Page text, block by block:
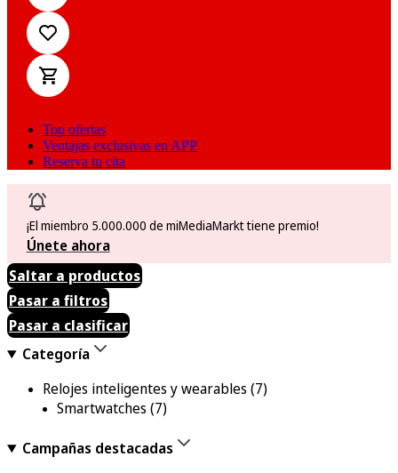
Top ofertas
Ventajas exclusivas en APP
Reserva tu cita
¡El miembro 5.000.000 de miMediaMarkt tiene premio!
Únete ahora
Saltar a productos
Pasar a filtros
Pasar a clasificar
Categoría
Relojes inteligentes y wearables (7)
Smartwatches (7)
Campañas destacadas